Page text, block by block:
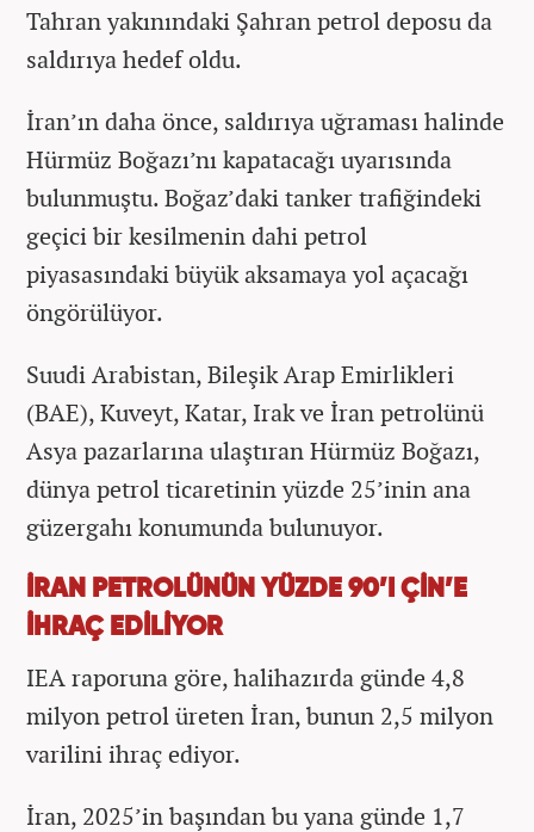
Tahran yakınındaki Şahran petrol deposu da
saldırıya hedef oldu.
İran’ın daha önce, saldırıya uğraması halinde
Hürmüz Boğazı’nı kapatacağı uyarısında
bulunmuştu. Boğaz’daki tanker trafiğindeki
geçici bir kesilmenin dahi petrol
piyasasındaki büyük aksamaya yol açacağı
öngörülüyor.
Suudi Arabistan, Bileşik Arap Emirlikleri
(BAE), Kuveyt, Katar, Irak ve İran petrolünü
Asya pazarlarına ulaştıran Hürmüz Boğazı,
dünya petrol ticaretinin yüzde 25’inin ana
güzergahı konumunda bulunuyor.
İRAN PETROLÜNÜN YÜZDE 90’I ÇİN’E
İHRAÇ EDİLİYOR
IEA raporuna göre, halihazırda günde 4,8
milyon petrol üreten İran, bunun 2,5 milyon
varilini ihraç ediyor.
İran, 2025’in başından bu yana günde 1,7